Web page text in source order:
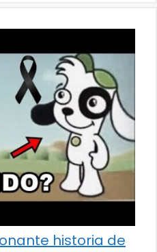
historia de